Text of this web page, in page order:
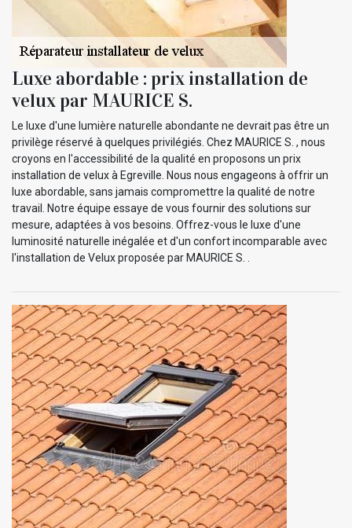
Luxe abordable : prix installation de
velux par MAURICE S.
Le luxe d'une lumière naturelle abondante ne devrait pas être un
privilège réservé à quelques privilégiés. Chez MAURICE S. , nous
croyons en l'accessibilité de la qualité en proposons un prix
installation de velux à Egreville. Nous nous engageons à offrir un
luxe abordable, sans jamais compromettre la qualité de notre
travail. Notre équipe essaye de vous fournir des solutions sur
mesure, adaptées à vos besoins. Offrez-vous le luxe d'une
luminosité naturelle inégalée et d'un confort incomparable avec
l'installation de Velux proposée par MAURICE S. .